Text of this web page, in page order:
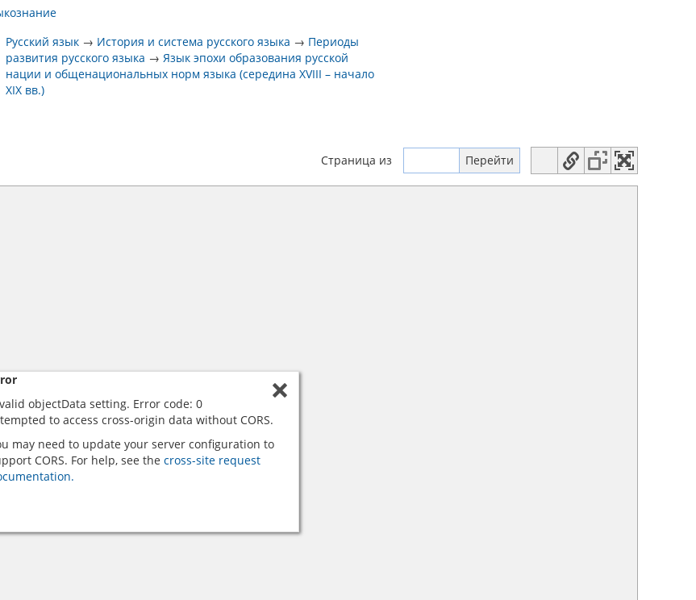
Русский язык → История и система русского языка → Периоды
развития русского языка →Язык эпохи образования русской
нации и общенациональных норм языка (середина XVIII – начало
XIX вв.)
Страница из
objectData setting. Error code: 0
to access cross-origin data without CORS.
may need to update your server configuration to
CORS. For help, see the cross-site request